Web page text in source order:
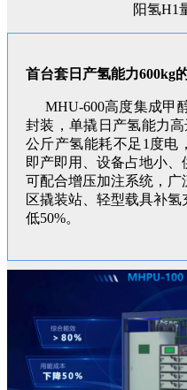
阳氢H1
首台套日产氢能力600kg
MHU-600高度集成甲
封装，单撬日产氢能力
公斤产氢能耗不足1度电
即产即用、设备占地小
可配合增压加注系统，
区撬装站、轻型载具补
低50%。